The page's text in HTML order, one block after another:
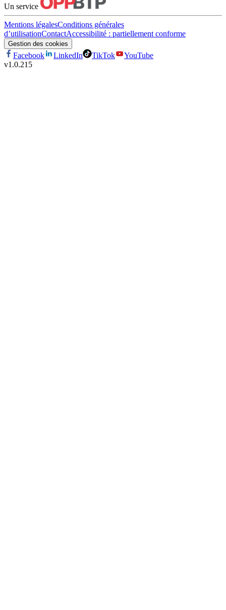
Un service
Mentions légalesConditions générales
d’utilisationContactAccessibilité : partiellement conforme
Gestion des cookies
Facebook LinkedIn TikTok
YouTube
v1.0.215